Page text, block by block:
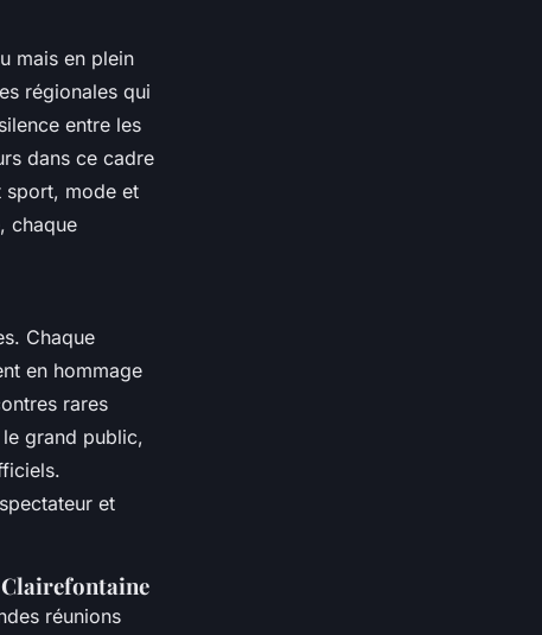
mais en plein
régionales qui
entre les
dans ce cadre
sport, mode et
chaque
Chaque
en hommage
rares
le grand public,
et
Clairefontaine
réunions